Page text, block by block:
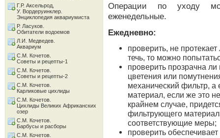
Операции по уходу
еженедельные.
Ежедневно:
проверить, не
течь, то можно
проверить прозрачна
цветения или
механический фильтр,
материал, если же это
крайнем случае,
фильтрующего
соответствующие меры;
проверить
Г.Р. Аксельрод,
У. Вордеруинклер.
Энциклопедия аквариумиста
Р. Ласуков.
Обитатели водоемов
Л.И. Медведев.
Аквариум
С.М. Кочетов.
Советы и рецепты-1
С.М. Кочетов.
Советы и рецепты-2
С.М. Кочетов.
Карликовые цихлиды
С.М. Кочетов.
Цихлиды Великих Африканских
озер
С.М. Кочетов.
Барбусы и расборы
С.М. Кочетов.